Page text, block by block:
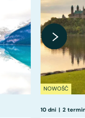
NOWOŚĆ
10 dni | 2